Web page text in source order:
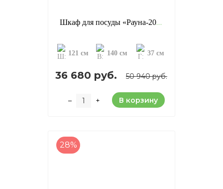
Шкаф для посуды «Рауна-20», цвет: бейц/масло (сосна)
121 см 140 см 37 см
36 680 руб. 50 940 руб.
– + В корзину
28%